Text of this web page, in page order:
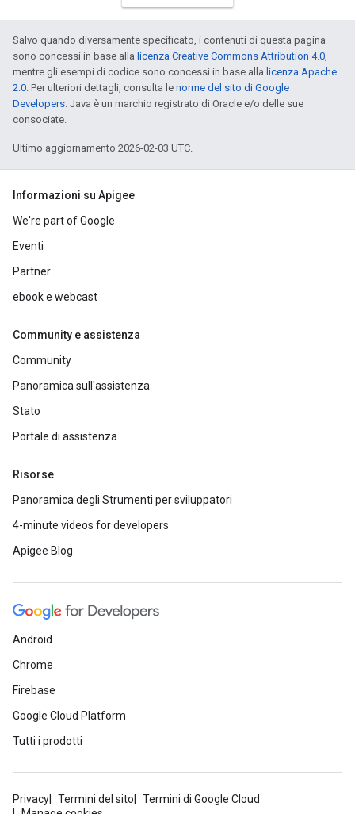
Salvo quando diversamente specificato, i contenuti di questa pagina
sono concessi in base alla licenza Creative Commons Attribution 4.0,
mentre gli esempi di codice sono concessi in base alla licenza Apache
2.0. Per ulteriori dettagli, consulta le norme del sito di Google
Developers. Java è un marchio registrato di Oracle e/o delle sue
consociate.
Ultimo aggiornamento 2026-02-03 UTC.
Informazioni su Apigee
We're part of Google
Eventi
Partner
ebook e webcast
Community e assistenza
Community
Panoramica sull'assistenza
Stato
Portale di assistenza
Risorse
Panoramica degli Strumenti per sviluppatori
4-minute videos for developers
Apigee Blog
Android
Chrome
Firebase
Google Cloud Platform
Tutti i prodotti
Privacy Termini del sito
Termini di Google Cloud